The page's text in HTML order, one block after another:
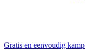
Gratis en eenvoudig